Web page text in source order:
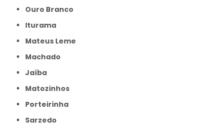
Ouro Branco
Iturama
Mateus Leme
Machado
Jaíba
Matozinhos
Porteirinha
Sarzedo